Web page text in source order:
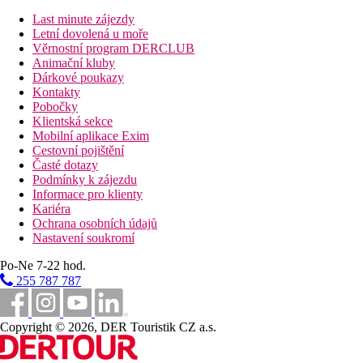
8 km
Vzdálenost od nejbližšího letiště
12 km
Nákupy
1 km
Golfové hřiště
Pláž
Lehátka na pláži za poplatek
Slunečníky na pláži za poplatek
Plážová dovolená
Bazény
Dětský bazén
Bar u bazénu
Lehátka u bazénu
Slunečníky u bazénu
brouzdaliště
Last minute zájezdy
Letní dovolená u moře
Věrnostní program DERCLUB
Animační kluby
Dárkové poukazy
Kontakty
Pobočky
Klientská sekce
Mobilní aplikace Exim
Cestovní pojištění
Časté dotazy
Podmínky k zájezdu
Informace pro klienty
Kariéra
Ochrana osobních údajů
Nastavení soukromí
Po-Ne 7-22 hod.
255 787 787
Copyright © 2026, DER Touristik CZ a.s.